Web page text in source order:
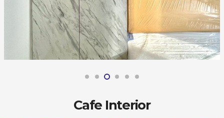
Cafe Interior